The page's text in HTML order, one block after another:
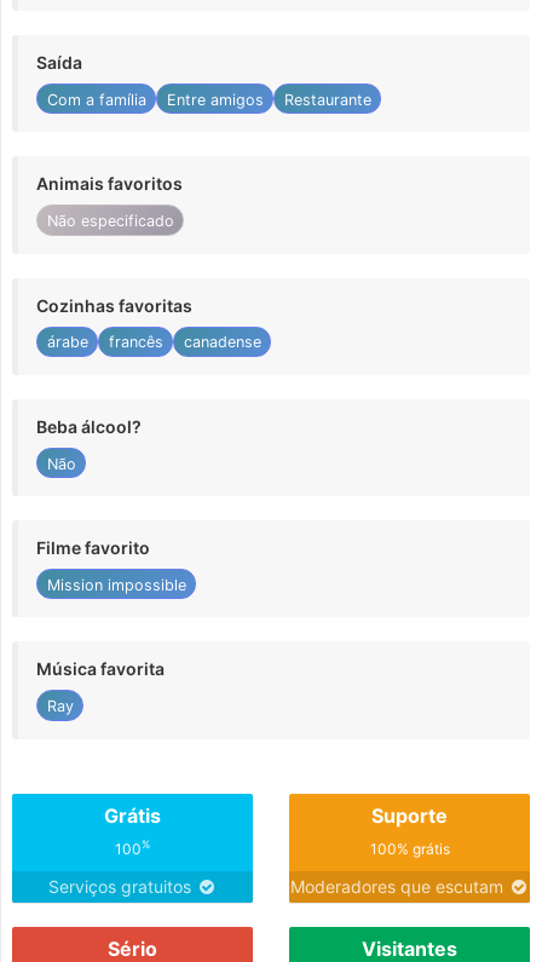
Saída
Com a família Entre amigos Restaurante
Animais favoritos
Não especificado
Cozinhas favoritas
árabe francês canadense
Beba álcool?
Não
Filme favorito
Mission impossible
Música favorita
Ray
Grátis
100%
Serviços gratuitos
Suporte
100% grátis
Moderadores que escutam
Sério Visitantes